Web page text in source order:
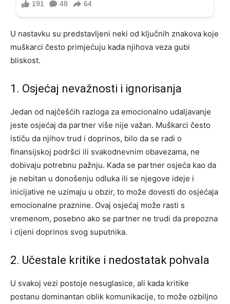
U nastavku su predstavljeni neki od ključnih znakova koje
muškarci često primjećuju kada njihova veza gubi
bliskost.
1. Osjećaj nevažnosti i ignorisanja
Jedan od najčešćih razloga za emocionalno udaljavanje
jeste osjećaj da partner više nije važan. Muškarci često
ističu da njihov trud i doprinos, bilo da se radi o
finansijskoj podršci ili svakodnevnim obavezama, ne
dobivaju potrebnu pažnju. Kada se partner osjeća kao da
je nebitan u donošenju odluka ili se njegove ideje i
inicijative ne uzimaju u obzir, to može dovesti do osjećaja
emocionalne praznine. Ovaj osjećaj može rasti s
vremenom, posebno ako se partner ne trudi da prepozna
i cijeni doprinos svog suputnika.
2. Učestale kritike i nedostatak pohvala
U svakoj vezi postoje nesuglasice, ali kada kritike
postanu dominantan oblik komunikacije, to može ozbiljno